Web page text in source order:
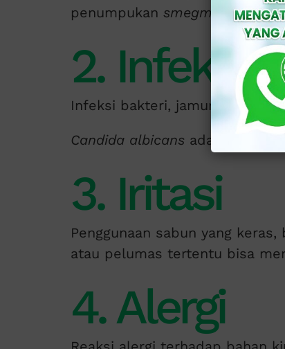
penumpukan smegma, yang
2. Infeksi
Infeksi bakteri, jamur, atau
Candida albicans adalah jamur
3. Iritasi
Penggunaan sabun yang
atau pelumas tertentu bisa
4. Alergi